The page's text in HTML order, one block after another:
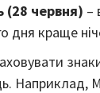
(28 червня) –
дня краще
Наприклад,